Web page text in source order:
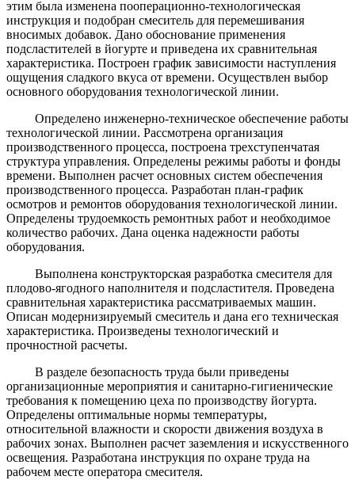
этим была изменена пооперационно-технологическая
инструкция и подобран смеситель для перемешивания
вносимых добавок. Дано обоснование применения
подсластителей в йогурте и приведена их сравнительная
характеристика. Построен график зависимости наступления
ощущения сладкого вкуса от времени. Осуществлен выбор
основного оборудования технологической линии.
Определено инженерно-техническое обеспечение работы
технологической линии. Рассмотрена организация
производственного процесса, построена трехступенчатая
структура управления. Определены режимы работы и фонды
времени. Выполнен расчет основных систем обеспечения
производственного процесса. Разработан план-график
осмотров и ремонтов оборудования технологической линии.
Определены трудоемкость ремонтных работ и необходимое
количество рабочих. Дана оценка надежности работы
оборудования.
Выполнена конструкторская разработка смесителя для
плодово-ягодного наполнителя и подсластителя. Проведена
сравнительная характеристика рассматриваемых машин.
Описан модернизируемый смеситель и дана его техническая
характеристика. Произведены технологический и
прочностной расчеты.
В разделе безопасность труда были приведены
организационные мероприятия и санитарно-гигиенические
требования к помещению цеха по производству йогурта.
Определены оптимальные нормы температуры,
относительной влажности и скорости движения воздуха в
рабочих зонах. Выполнен расчет заземления и искусственного
освещения. Разработана инструкция по охране труда на
рабочем месте оператора смесителя.